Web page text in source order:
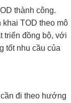
thành công.
khai TOD theo mô
triển đồng bộ, với
tốt nhu cầu của
đi theo hướng